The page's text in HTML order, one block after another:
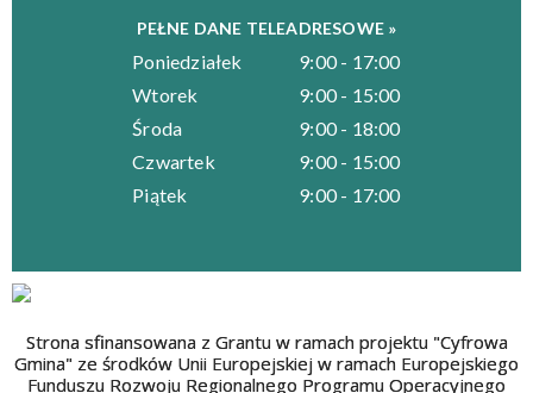
PEŁNE DANE TELEADRESOWE »
Poniedziałek
9:00 - 17:00
Wtorek
9:00 - 15:00
Środa
9:00 - 18:00
Czwartek
9:00 - 15:00
Piątek
9:00 - 17:00
Strona sfinansowana z Grantu w ramach projektu "Cyfrowa
Gmina" ze środków Unii Europejskiej w ramach Europejskiego
Funduszu Rozwoju Regionalnego Programu Operacyjnego